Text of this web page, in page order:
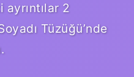
ayrıntılar 2
Tüzüğü’nde